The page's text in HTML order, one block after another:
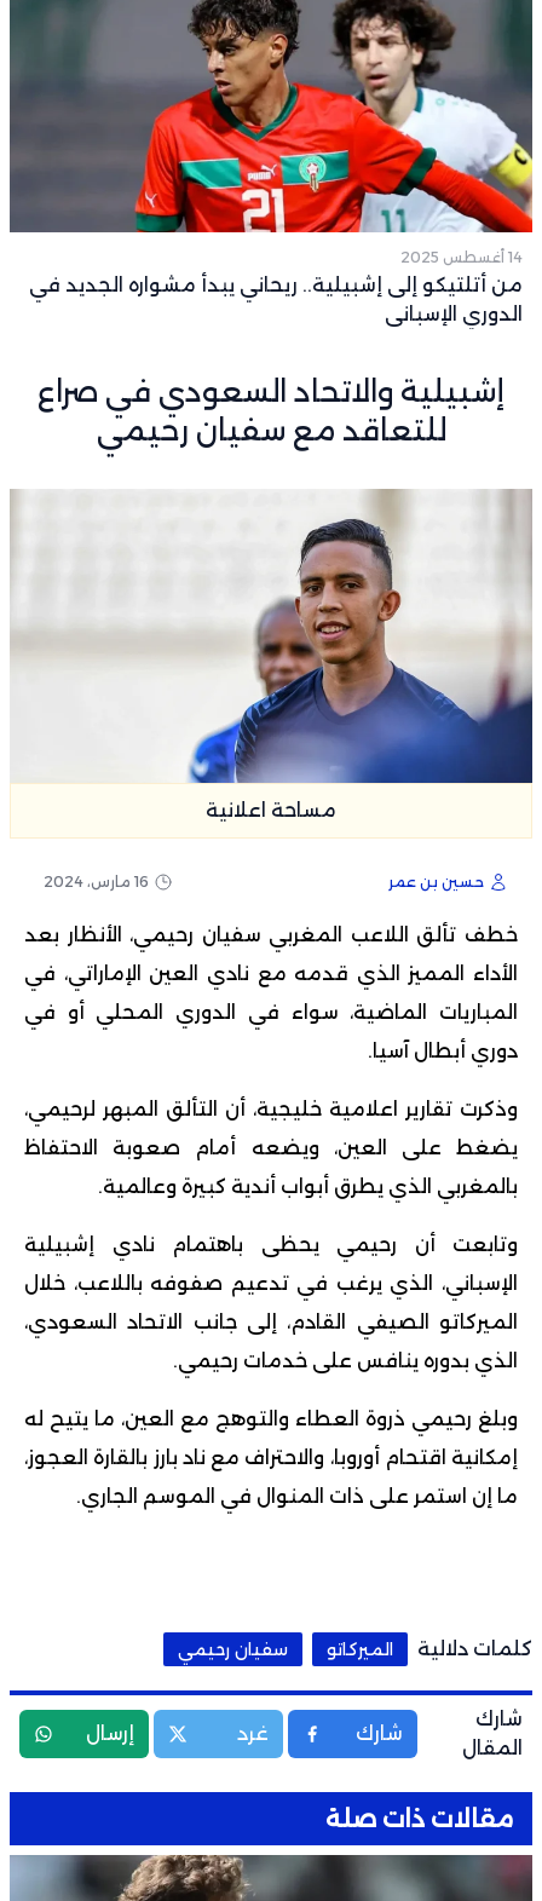
14 أغسطس 2025
من أتلتيكو إلى إشبيلية.. ريحاني يبدأ مشواره الجديد في
الدوري الإسباني
إشبيلية والاتحاد السعودي في صراع
للتعاقد مع سفيان رحيمي
مساحة اعلانية
حسين بن عمر 16 مارس، 2024
خطف تألق اللاعب المغربي سفيان رحيمي، الأنظار بعد
الأداء المميز الذي قدمه مع نادي العين الإماراتي، في
المباريات الماضية، سواء في الدوري المحلي أو في
دوري أبطال آسيا.
وذكرت تقارير اعلامية خليجية، أن التألق المبهر لرحيمي،
يضغط على العين، ويضعه أمام صعوبة الاحتفاظ
بالمغربي الذي يطرق أبواب أندية كبيرة وعالمية.
وتابعت أن رحيمي يحظى باهتمام نادي إشبيلية
الإسباني، الذي يرغب في تدعيم صفوفه باللاعب، خلال
الميركاتو الصيفي القادم، إلى جانب الاتحاد السعودي،
الذي بدوره ينافس على خدمات رحيمي.
وبلغ رحيمي ذروة العطاء والتوهج مع العين، ما يتيح له
إمكانية اقتحام أوروبا، والاحتراف مع ناد بارز بالقارة العجوز،
ما إن استمر على ذات المنوال في الموسم الجاري.
كلمات دلالية الميركاتو سفيان رحيمي
شارك
المقال
شارك غرد إرسال
مقالات ذات صلة